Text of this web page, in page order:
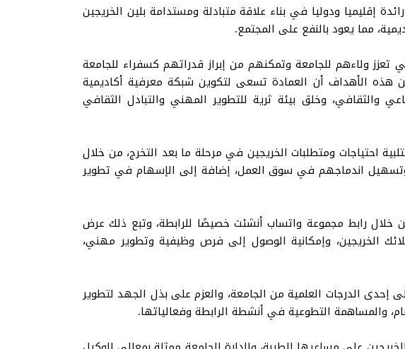
إقليميا ودوليا في بناء علاقة متبادلة ومستدامة بلين الخريجين
مما يعود بالنفع على المجتمع.
تعزز ولاءهم للجامعة وتمكنهم من إبراز قدراتهم كسفراء للجامعة
الأهداف أن العمادة تسعى لتكوين شبكة معرفية أكاديمية
والثقافي، وخلق بيئة ثرية للتطوير المهني والتبادل الثقافي
احتياجات ومتطلبات الخريجين في مرحلة ما بعد التخرج، من خلال
وتسهيل اندماجهم في سوق العمل، إضافة إلى الإسهام في تطوير
رابط مجموعة واتساب أنشئت خصيصًا للرابطة، وتبع ذلك عرض
الخريجين، وإمكانية الوصول إلى فرص وظيفية وتطوير مهني،
الدرجات العلمية من الجامعة، والعزم على بذل الجهد لتطوير
عام، والمساهمة التطوعية في أنشطة الرابطة وفعالياتها.